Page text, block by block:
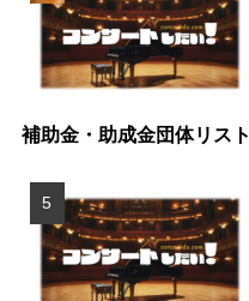
補助金・助成金団体リスト